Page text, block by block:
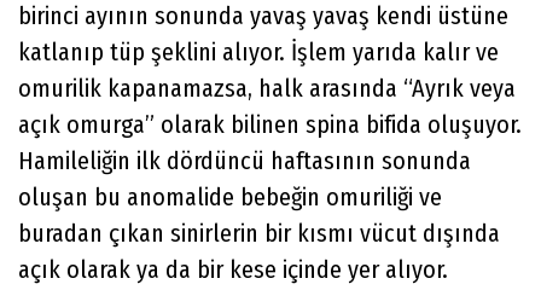
birinci ayının sonunda yavaş yavaş kendi üstüne
katlanıp tüp şeklini alıyor. İşlem yarıda kalır ve
omurilik kapanamazsa, halk arasında “Ayrık veya
açık omurga” olarak bilinen spina bifida oluşuyor.
Hamileliğin ilk dördüncü haftasının sonunda
oluşan bu anomalide bebeğin omuriliği ve
buradan çıkan sinirlerin bir kısmı vücut dışında
açık olarak ya da bir kese içinde yer alıyor.